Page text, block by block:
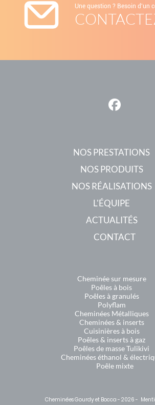
Une question ? Besoin d'un
NOS PRESTATIONS
NOS PRODUITS
NOS RÉALISATIONS
L'ÉQUIPE
ACTUALITÉS
CONTACT
Cheminée sur mesure
Poêles à bois
Poêles à granulés
Polyflam
Cheminées Métalliques
Cheminées & inserts
Cuisinières à bois
Poêles & inserts à gaz
Poêles de masse Tulikivi
Cheminées éthanol &
Poêle mixte
Cheminées Gourdy et Bocca - 2026 -